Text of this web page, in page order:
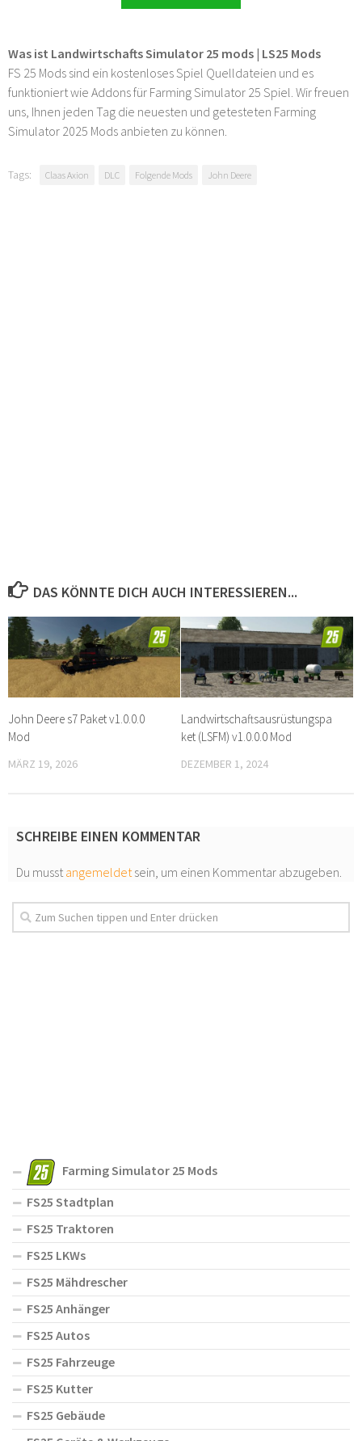
Was ist Landwirtschafts Simulator 25 mods | LS25 Mods
FS 25 Mods sind ein kostenloses Spiel Quelldateien und es
funktioniert wie Addons für Farming Simulator 25 Spiel. Wir freuen
uns, Ihnen jeden Tag die neuesten und getesteten Farming
Simulator 2025 Mods anbieten zu können.
Tags: Claas Axion DLC Folgende Mods John Deere
DAS KÖNNTE DICH AUCH INTERESSIEREN...
John Deere s7 Paket v1.0.0.0
Mod
MÄRZ 19, 2026
Landwirtschaftsausrüstungspa
ket (LSFM) v1.0.0.0 Mod
DEZEMBER 1, 2024
SCHREIBE EINEN KOMMENTAR
Du musstangemeldetsein, um einen Kommentar abzugeben.
Farming Simulator 25 Mods
FS25 Stadtplan
FS25 Traktoren
FS25 LKWs
FS25 Mähdrescher
FS25 Anhänger
FS25 Autos
FS25 Fahrzeuge
FS25 Kutter
FS25 Gebäude